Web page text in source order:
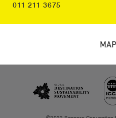
011 211 3675
MAP